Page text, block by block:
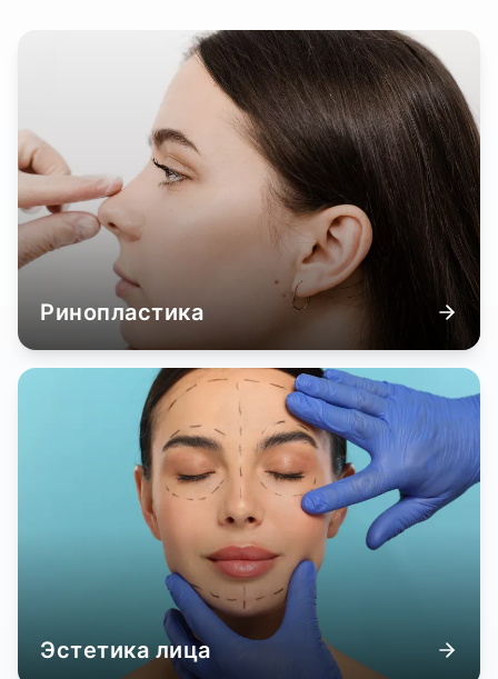
Ринопластика
Эстетика лица